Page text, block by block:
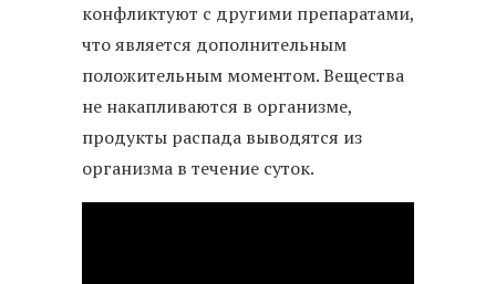
конфликтуют с другими препаратами,
что является дополнительным
положительным моментом. Вещества
не накапливаются в организме,
продукты распада выводятся из
организма в течение суток.